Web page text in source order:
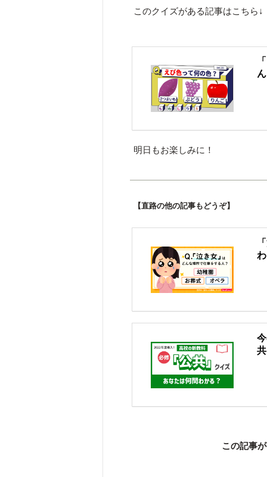
このクイズがある記事はこちら↓
ん
明日もお楽しみに！
【直路の他の記事もどうぞ】
この記事